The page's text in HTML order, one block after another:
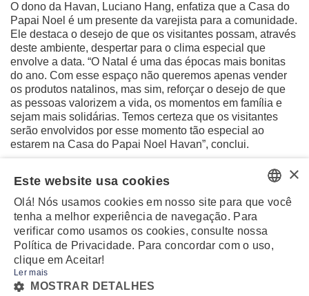
O dono da Havan, Luciano Hang, enfatiza que a Casa do
Papai Noel é um presente da varejista para a comunidade.
Ele destaca o desejo de que os visitantes possam, através
deste ambiente, despertar para o clima especial que
envolve a data. “O Natal é uma das épocas mais bonitas
do ano. Com esse espaço não queremos apenas vender
os produtos natalinos, mas sim, reforçar o desejo de que
as pessoas valorizem a vida, os momentos em família e
sejam mais solidárias. Temos certeza que os visitantes
serão envolvidos por esse momento tão especial ao
estarem na Casa do Papai Noel Havan”, conclui.
Além da Havan, a idealização da Casa do Papai Noel tem
como parceiros: Casa Atlântica, GC móveis, Venzon
Variedades e Materiais de Construção.
POWERED BY
PORTUGUESE
ENGLISH
×
Este website usa cookies
Olá! Nós usamos cookies em nosso site para que você
tenha a melhor experiência de navegação. Para
verificar como usamos os cookies, consulte nossa
Política de Privacidade. Para concordar com o uso,
clique em Aceitar!
Ler mais
MOSTRAR DETALHES